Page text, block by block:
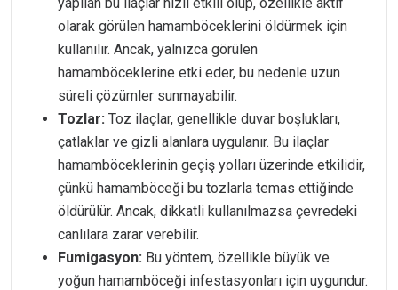
olarak görülen hamamböceklerini öldürmek için
kullanılır. Ancak, yalnızca görülen
hamamböceklerine etki eder, bu nedenle uzun
süreli çözümler sunmayabilir.
Tozlar: Toz ilaçlar, genellikle duvar boşlukları,
çatlaklar ve gizli alanlara uygulanır. Bu ilaçlar
hamamböceklerinin geçiş yolları üzerinde etkilidir,
çünkü hamamböceği bu tozlarla temas ettiğinde
öldürülür. Ancak, dikkatli kullanılmazsa çevredeki
canlılara zarar verebilir.
Fumigasyon: Bu yöntem, özellikle büyük ve
yoğun hamamböceği infestasyonları için uygundur.